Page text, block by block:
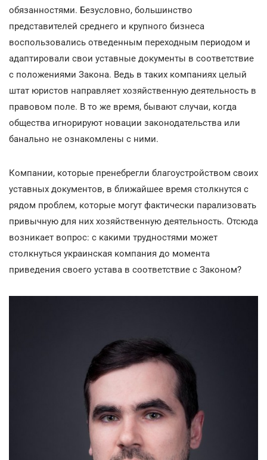
обязанностями. Безусловно, большинство
представителей среднего и крупного бизнеса
воспользовались отведенным переходным периодом и
адаптировали свои уставные документы в соответствие
с положениями Закона. Ведь в таких компаниях целый
штат юристов направляет хозяйственную деятельность в
правовом поле. В то же время, бывают случаи, когда
общества игнорируют новации законодательства или
банально не ознакомлены с ними.
Компании, которые пренебрегли благоустройством своих
уставных документов, в ближайшее время столкнутся с
рядом проблем, которые могут фактически парализовать
привычную для них хозяйственную деятельность. Отсюда
возникает вопрос: с какими трудностями может
столкнуться украинская компания до момента
приведения своего устава в соответствие с Законом?